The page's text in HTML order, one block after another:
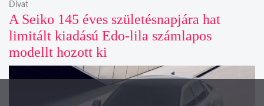
A Seiko 145 éves születésnapjára hat
limitált kiadású Edo-lila számlapos
modellt hozott ki
Divat